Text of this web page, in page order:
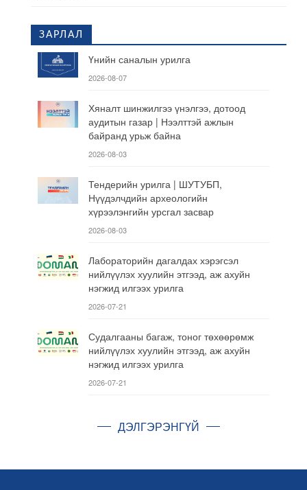
ЗАРЛАЛ
Үнийн саналын урилга
2026-08-07
Хяналт шинжилгээ үнэлгээ, дотоод
аудитын газар | Нээлттэй ажлын
байранд урьж байна
2026-08-03
Тендерийн урилга | ШУТУБП,
Нүүдэлчдийн археологийн
хүрээлэнгийн урсгал засвар
2026-08-03
Лабораторийн дагалдах хэрэгсэл
нийлүүлэх хуулийн этгээд, аж ахуйн
нэгжид илгээх урилга
2026-07-21
Судалгааны багаж, тоног төхөөрөмж
нийлүүлэх хуулийн этгээд, аж ахуйн
нэгжид илгээх урилга
2026-07-21
ДЭЛГЭРЭНГҮЙ